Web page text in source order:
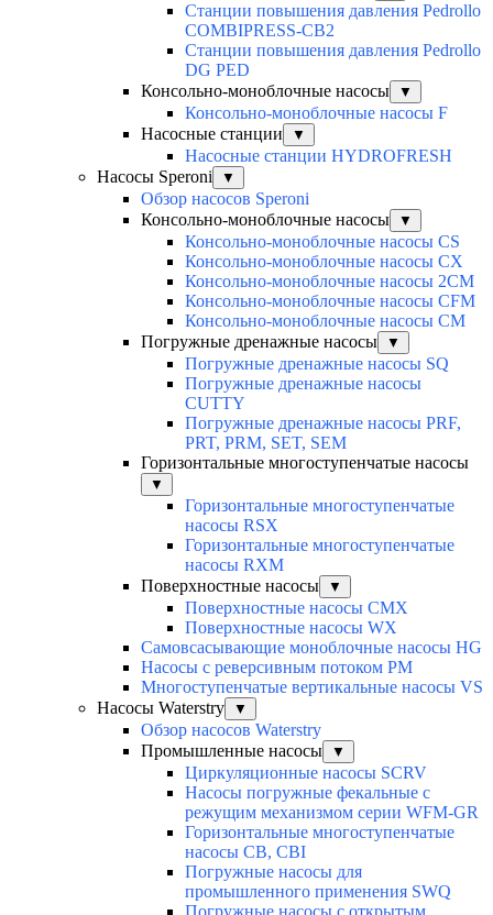
Станции повышения давления Pedrollo
COMBIPRESS-CB2
Станции повышения давления Pedrollo
DG PED
Консольно-моноблочные насосы
▼
Консольно-моноблочные насосы F
Насосные станции
▼
Насосные станции HYDROFRESH
Насосы Speroni
▼
Обзор насосов Speroni
Консольно-моноблочные насосы
▼
Консольно-моноблочные насосы CS
Консольно-моноблочные насосы CX
Консольно-моноблочные насосы 2CM
Консольно-моноблочные насосы CFM
Консольно-моноблочные насосы CM
Погружные дренажные насосы
▼
Погружные дренажные насосы SQ
Погружные дренажные насосы
CUTTY
Погружные дренажные насосы PRF,
PRT, PRM, SET, SEM
Горизонтальные многоступенчатые насосы
▼
Горизонтальные многоступенчатые
насосы RSX
Горизонтальные многоступенчатые
насосы RXM
Поверхностные насосы
▼
Поверхностные насосы CMX
Поверхностные насосы WX
Самовсасывающие моноблочные насосы HG
Насосы с реверсивным потоком PM
Многоступенчатые вертикальные насосы VS
Насосы Waterstry
▼
Обзор насосов Waterstry
Промышленные насосы
▼
Циркуляционные насосы SCRV
Насосы погружные фекальные с
режущим механизмом серии WFM-GR
Горизонтальные многоступенчатые
насосы CB, CBI
Погружные насосы для
промышленного применения SWQ